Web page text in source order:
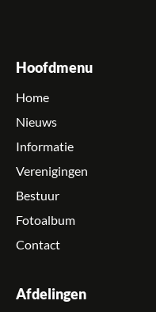
Hoofdmenu
Home
Nieuws
Informatie
Verenigingen
Bestuur
Fotoalbum
Contact
Afdelingen